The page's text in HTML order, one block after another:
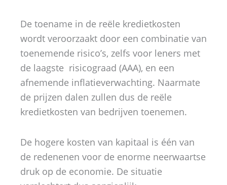
De toename in de reële kredietkosten
wordt veroorzaakt door een combinatie van
toenemende risico’s, zelfs voor leners met
de laagste risicograad (AAA), en een
afnemende inflatieverwachting. Naarmate
de prijzen dalen zullen dus de reële
kredietkosten van bedrijven toenemen.
De hogere kosten van kapitaal is één van
de redenenen voor de enorme neerwaartse
druk op de economie. De situatie